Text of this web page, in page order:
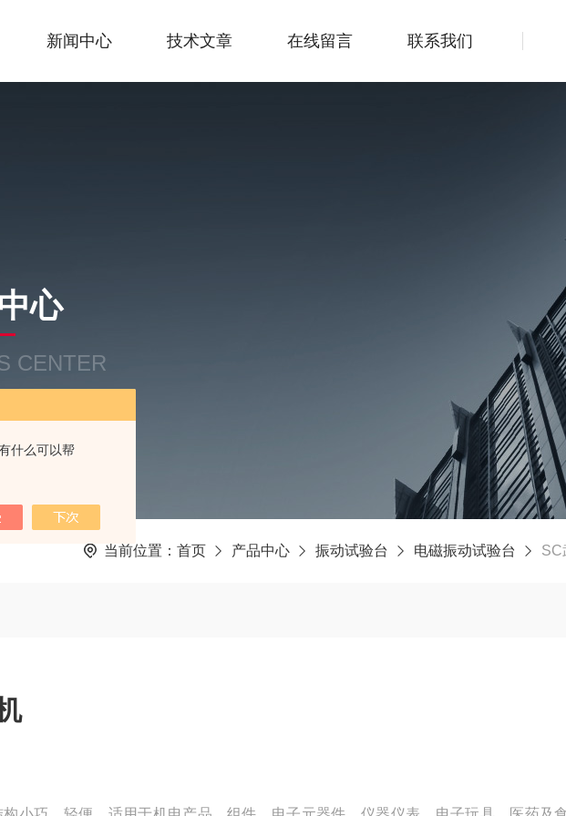
什么可以帮
新闻中心 技术文章 在线留言 联系我们
心
CENTER
当前位置： 首页 产品中心 振动试验台 电磁振动试验台 SC